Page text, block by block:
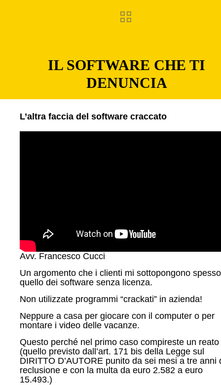
IL SOFTWARE CHE TI
DENUNCIA
L’altra faccia del software craccato
Avv. Francesco Cucci
Un argomento che i clienti mi sottopongono
quello dei software senza licenza.
Non utilizzate programmi “crackati” in azienda!
Neppure a casa per giocare con il computer o per
montare i video delle vacanze.
Questo perché nel primo caso compireste un reato
(quello previsto dall’art. 171 bis della Legge sul
DIRITTO D’AUTORE punito da sei mesi a tre anni
reclusione e con la multa da euro 2.582 a euro
15.493.)